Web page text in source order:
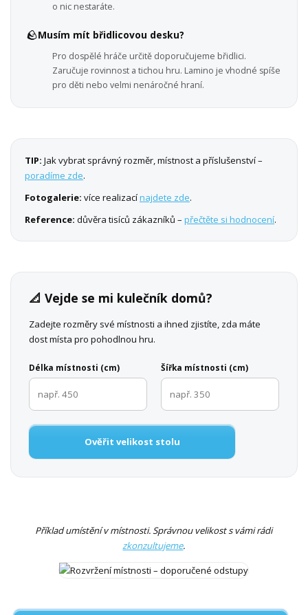
o nic nestaráte.
🪨Musím mít břidlicovou desku?
Pro dospělé hráče určitě doporučujeme břidlici.
Zaručuje rovinnost a tichou hru. Lamino je vhodné spíše
pro děti nebo velmi nenáročné hraní.
TIP: Jak vybrat správný rozměr, místnost a příslušenství –
poradíme zde.
Fotogalerie: více realizacínajdete zde.
Reference: důvěra tisíců zákazníků – přečtěte si hodnocení.
📐 Vejde se mi kulečník domů?
Zadejte rozměry své místnosti a ihned zjistíte, zda máte
dost místa pro pohodlnou hru.
Délka místnosti (cm) Šířka místnosti (cm)
Ověřit velikost stolu
Příklad umístění v místnosti. Správnou velikost s vámi rádi
zkonzultujeme.